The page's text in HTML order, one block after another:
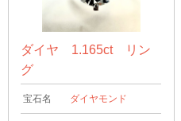
ダイヤ 1.165ct リン
グ
宝石名 ダイヤモンド